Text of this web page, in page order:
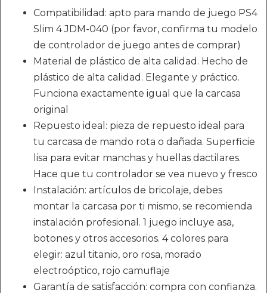
Compatibilidad: apto para mando de juego PS4
Slim 4 JDM-040 (por favor, confirma tu modelo
de controlador de juego antes de comprar)
Material de plástico de alta calidad. Hecho de
plástico de alta calidad. Elegante y práctico.
Funciona exactamente igual que la carcasa
original
Repuesto ideal: pieza de repuesto ideal para
tu carcasa de mando rota o dañada. Superficie
lisa para evitar manchas y huellas dactilares.
Hace que tu controlador se vea nuevo y fresco
Instalación: artículos de bricolaje, debes
montar la carcasa por ti mismo, se recomienda
instalación profesional. 1 juego incluye asa,
botones y otros accesorios. 4 colores para
elegir: azul titanio, oro rosa, morado
electroóptico, rojo camuflaje
Garantía de satisfacción: compra con confianza.